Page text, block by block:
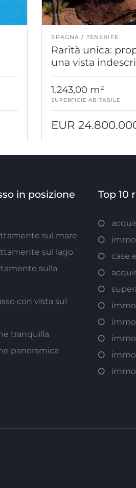
SPAGNA TENERIFE
Rarità unica:
una vista
1.243,00 m²
SUPERFICIE ABITABILE
EUR
in posizione
sul mare
sul lago
sulla
con vista sul
tranquilla
panoramica
Top 10
case